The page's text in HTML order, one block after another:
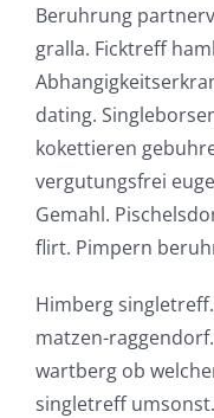
Beruhrung
gralla. Ficktreff
dating.
kokettieren
vergutungsfrei
Gemahl.
flirt. Pimpern
Himberg
matzen-
wartberg ob
singletreff